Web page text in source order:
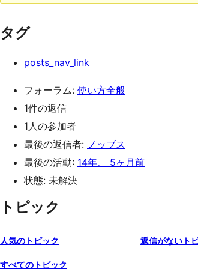
タグ
posts_nav_link
フォーラム: 使い方全般
1件の返信
1人の参加者
最後の返信者: ノッブス
最後の活動: 14年、 5ヶ月前
状態: 未解決
トピック
人気のトピック 返信がないト
すべてのトピック